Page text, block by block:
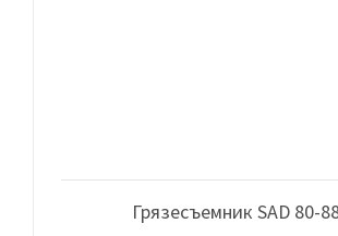
Грязесъемник SAD 80-